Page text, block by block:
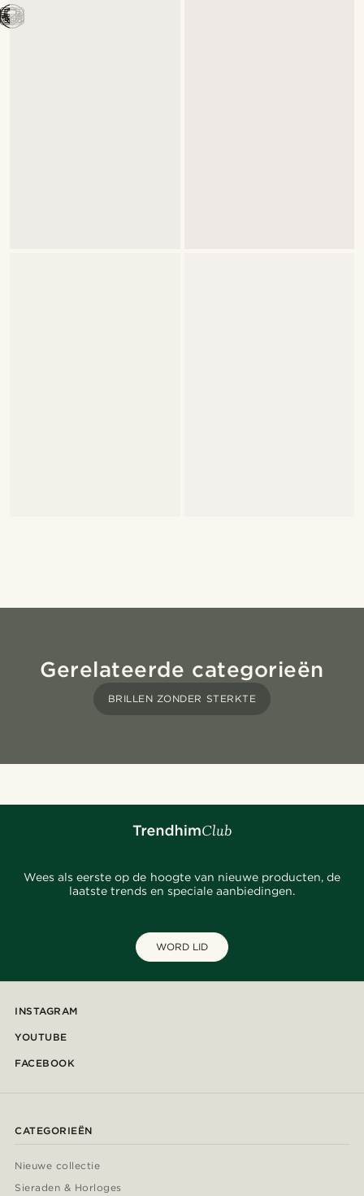
Gerelateerde categorieën
BRILLEN ZONDER STERKTE
Wees als eerste op de hoogte van nieuwe producten, de
laatste trends en speciale aanbiedingen.
WORD LID
INSTAGRAM
YOUTUBE
FACEBOOK
CATEGORIEËN
Nieuwe collectie
Sieraden & Horloges